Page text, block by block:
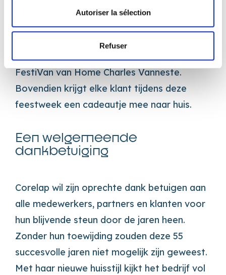
Autoriser la sélection
Refuser
bekendgemaakt. Er zijn drie waardebonnen
van €55 te winnen, te gebruiken voor alle
diensten van Corelap, en twee
FestiVan van Home Charles Vanneste.
Bovendien krijgt elke klant tijdens deze
feestweek een cadeautje mee naar huis.
Een welgemeende
dankbetuiging
Corelap wil zijn oprechte dank betuigen aan
alle medewerkers, partners en klanten voor
hun blijvende steun door de jaren heen.
Zonder hun toewijding zouden deze 55
succesvolle jaren niet mogelijk zijn geweest.
Met haar nieuwe huisstijl kijkt het bedrijf vol